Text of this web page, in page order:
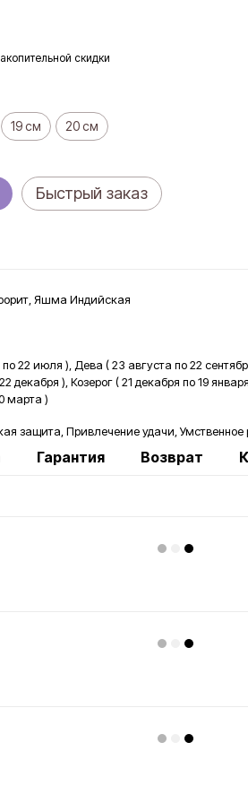
скидки
19 см 20 см
Быстрый заказ
Яшма Индийская
22 июля ), Дева ( 23 августа по 22
декабря ), Козерог ( 21 декабря по 19
марта )
защита, Привлечение удачи, Умственное
Гарантия Возврат